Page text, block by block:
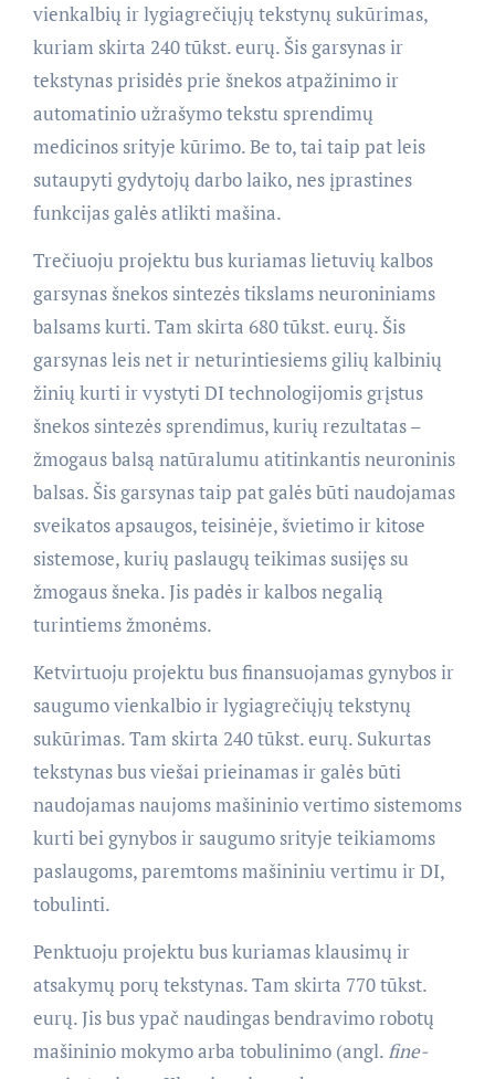
vienkalbių ir lygiagrečiųjų tekstynų sukūrimas,
kuriam skirta 240 tūkst. eurų. Šis garsynas ir
tekstynas prisidės prie šnekos atpažinimo ir
automatinio užrašymo tekstu sprendimų
medicinos srityje kūrimo. Be to, tai taip pat leis
sutaupyti gydytojų darbo laiko, nes įprastines
funkcijas galės atlikti mašina.
Trečiuoju projektu bus kuriamas lietuvių kalbos
garsynas šnekos sintezės tikslams neuroniniams
balsams kurti. Tam skirta 680 tūkst. eurų. Šis
garsynas leis net ir neturintiesiems gilių kalbinių
žinių kurti ir vystyti DI technologijomis grįstus
šnekos sintezės sprendimus, kurių rezultatas –
žmogaus balsą natūralumu atitinkantis neuroninis
balsas. Šis garsynas taip pat galės būti naudojamas
sveikatos apsaugos, teisinėje, švietimo ir kitose
sistemose, kurių paslaugų teikimas susijęs su
žmogaus šneka. Jis padės ir kalbos negalią
turintiems žmonėms.
Ketvirtuoju projektu bus finansuojamas gynybos ir
saugumo vienkalbio ir lygiagrečiųjų tekstynų
sukūrimas. Tam skirta 240 tūkst. eurų. Sukurtas
tekstynas bus viešai prieinamas ir galės būti
naudojamas naujoms mašininio vertimo sistemoms
kurti bei gynybos ir saugumo srityje teikiamoms
paslaugoms, paremtoms mašininiu vertimu ir DI,
tobulinti.
Penktuoju projektu bus kuriamas klausimų ir
atsakymų porų tekstynas. Tam skirta 770 tūkst.
eurų. Jis bus ypač naudingas bendravimo robotų
mašininio mokymo arba tobulinimo (angl. fine-